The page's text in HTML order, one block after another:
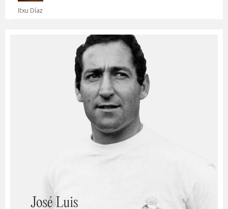
Itxu Díaz